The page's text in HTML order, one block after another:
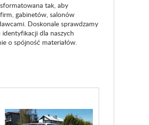
tak, aby
gabinetów, salonów
Doskonale sprawdzamy
dla naszych
o spójność materiałów.